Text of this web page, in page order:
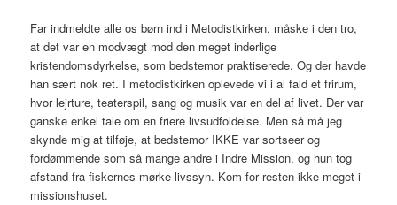
Far indmeldte alle os børn ind i Metodistkirken, måske i den tro,
at det var en modvægt mod den meget inderlige
kristendomsdyrkelse, som bedstemor praktiserede. Og der havde
han sært nok ret. I metodistkirken oplevede vi i al fald et frirum,
hvor lejrture, teaterspil, sang og musik var en del af livet. Der var
ganske enkel tale om en friere livsudfoldelse. Men så må jeg
skynde mig at tilføje, at bedstemor IKKE var sortseer og
fordømmende som så mange andre i Indre Mission, og hun tog
afstand fra fiskernes mørke livssyn. Kom for resten ikke meget i
missionshuset.